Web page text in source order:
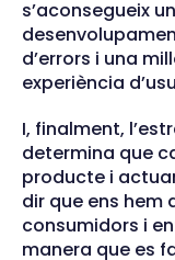
s’aconsegueix
d’errors i una
experiència
I, finalment,
determina que
producte i
dir que ens hem
consumidors i
manera que es